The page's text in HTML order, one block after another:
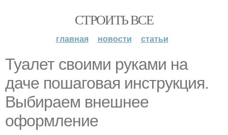
СТРОИТЬ ВСЕ
главная новости статьи
Туалет своими руками на
даче пошаговая инструкция.
Выбираем внешнее
оформление